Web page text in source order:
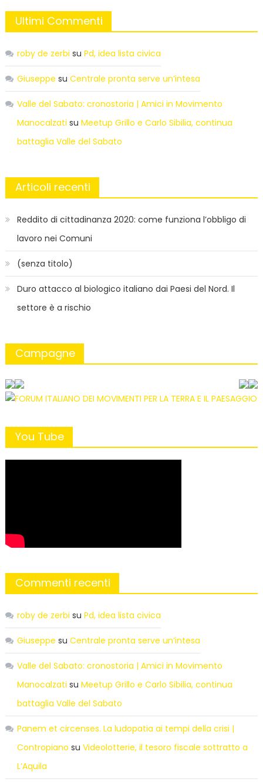
Ultimi Commenti
roby de zerbi su Pd, idea lista civica
Giuseppe su Centrale pronta serve un’intesa
Valle del Sabato: cronostoria | Amici in Movimento
Manocalzati su Meetup Grillo e Carlo Sibilia, continua
battaglia Valle del Sabato
Articoli recenti
Reddito di cittadinanza 2020: come funziona l’obbligo di
lavoro nei Comuni
(senza titolo)
Duro attacco al biologico italiano dai Paesi del Nord. Il
settore è a rischio
Campagne
You Tube
Commenti recenti
roby de zerbi su Pd, idea lista civica
Giuseppe su Centrale pronta serve un’intesa
Valle del Sabato: cronostoria | Amici in Movimento
Manocalzati su Meetup Grillo e Carlo Sibilia, continua
battaglia Valle del Sabato
Panem et circenses. La ludopatia ai tempi della crisi |
Contropiano su Videolotterie, il tesoro fiscale sottratto a
L’Aquila